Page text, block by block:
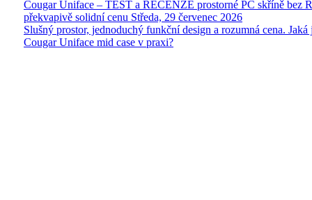
Cougar Uniface – TEST a RECENZE prostorné PC skříně bez
překvapivě solidní cenu Středa, 29 červenec 2026
Slušný prostor, jednoduchý funkční design a rozumná cena. Jaká
Cougar Uniface mid case v praxi?